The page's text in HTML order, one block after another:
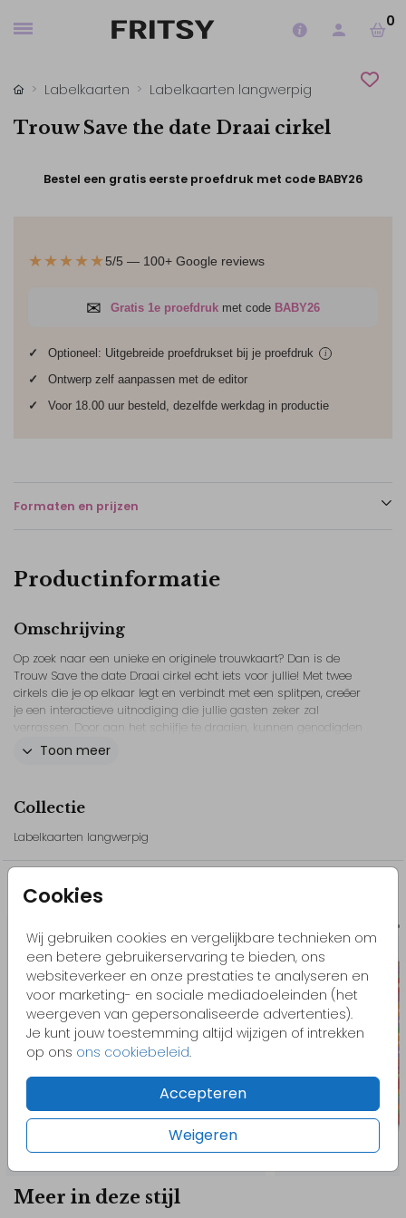
0
Cookies
Wij gebruiken cookies en vergelijkbare technieken om
een betere gebruikerservaring te bieden, ons
websiteverkeer en onze prestaties te analyseren en
voor marketing- en sociale mediadoeleinden (het
weergeven van gepersonaliseerde advertenties).
Je kunt jouw toestemming altijd wijzigen of intrekken
op ons ons cookiebeleid.
Accepteren
Weigeren
Labelkaarten Labelkaarten langwerpig
Trouw Save the date Draai cirkel
Bestel een gratis eerste proefdruk met code BABY26
★★★★★5/5 — 100+ Google reviews
✉ Gratis 1e proefdruk met code BABY26
✓ Optioneel: Uitgebreide proefdrukset bij je proefdruk i
✓
Ontwerp zelf aanpassen met de editor
✓
Voor 18.00 uur besteld, dezelfde werkdag in productie
Formaten en prijzen
Productinformatie
Omschrijving
Op zoek naar een unieke en originele trouwkaart? Dan is de
Trouw Save the date Draai cirkel echt iets voor jullie! Met twee
cirkels die je op elkaar legt en verbindt met een splitpen, creëer
je een interactieve uitnodiging die jullie gasten zeker zal
verrassen. Door aan het schijfje te draaien, kunnen genodigden
alle informatie van de save the date kaart ontdekken. De blauwe
van jullie trouwdag, maar ook een beleving op zich. // Hans&Lisa
Toon meer
Collectie
Labelkaarten langwerpig
Misschien vind je dit ook leuk
Meer in deze stijl